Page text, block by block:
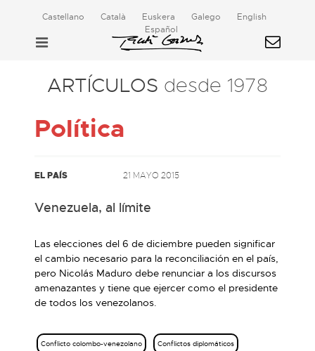
Castellano Català Euskera Galego
English
Español
ARTÍCULOS desde 1978
Política
EL PAÍS 21 MAYO 2015
Venezuela, al límite
Las elecciones del 6 de diciembre pueden significar
el cambio necesario para la reconciliación en el país,
pero Nicolás Maduro debe renunciar a los discursos
amenazantes y tiene que ejercer como el presidente
de todos los venezolanos.
Conflicto colombo-venezolano Conflictos diplomáticos